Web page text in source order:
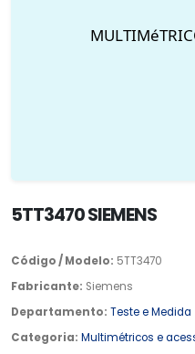
5TT3470 SIEMENS
Código / Modelo: 5TT3470
Fabricante: Siemens
Departamento: Teste e Medida
Categoria: Multimétricos e